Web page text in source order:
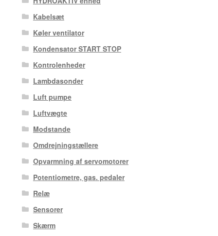
Kabelsæt
Køler ventilator
Kondensator START STOP
Kontrolenheder
Lambdasonder
Luft pumpe
Luftvægte
Modstande
Omdrejningstællere
Opvarmning af servomotorer
Potentiometre, gas. pedaler
Relæ
Sensorer
Skærm